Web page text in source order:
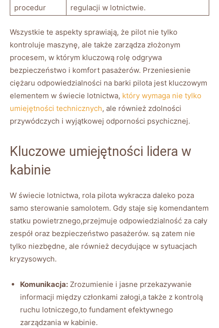
procedur
regulacji w lotnictwie.
Wszystkie te aspekty sprawiają, że pilot nie tylko
kontroluje maszynę, ale także zarządza złożonym
procesem, w którym kluczową rolę odgrywa
bezpieczeństwo i komfort pasażerów. Przeniesienie
ciężaru odpowiedzialności na barki pilota jest kluczowym
elementem w świecie lotnictwa, który wymaga nie tylko
umiejętności technicznych, ale również zdolności
przywódczych i wyjątkowej odporności psychicznej.
Kluczowe umiejętności lidera w
kabinie
W świecie lotnictwa, rola pilota wykracza daleko poza
samo sterowanie samolotem. Gdy staje się komendantem
statku powietrznego,przejmuje odpowiedzialność za cały
zespół oraz bezpieczeństwo pasażerów. są zatem nie
tylko niezbędne, ale również decydujące w sytuacjach
kryzysowych.
Komunikacja: Zrozumienie i jasne przekazywanie
informacji między członkami załogi,a także z kontrolą
ruchu lotniczego,to fundament efektywnego
zarządzania w kabinie.